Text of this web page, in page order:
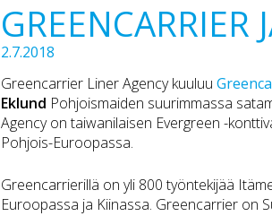
GREENCARRIER
2.7.2018
Greencarrier Liner Agency kuuluu
Eklund Pohjoismaiden suurimmassa
Agency on taiwanilaisen Evergreen -
Pohjois-Euroopassa.
Greencarrierillä on yli 800 työntekijää
Euroopassa ja Kiinassa. Greencarrier on